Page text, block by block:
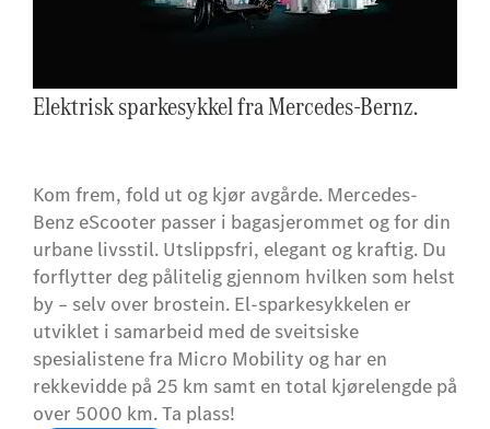
Elektrisk sparkesykkel fra Mercedes-Bernz.
Kom frem, fold ut og kjør avgårde. Mercedes-
Benz eScooter passer i bagasjerommet og for din
urbane livsstil. Utslippsfri, elegant og kraftig. Du
forflytter deg pålitelig gjennom hvilken som helst
by – selv over brostein. El-sparkesykkelen er
utviklet i samarbeid med de sveitsiske
spesialistene fra Micro Mobility og har en
rekkevidde på 25 km samt en total kjørelengde på
over 5000 km. Ta plass!